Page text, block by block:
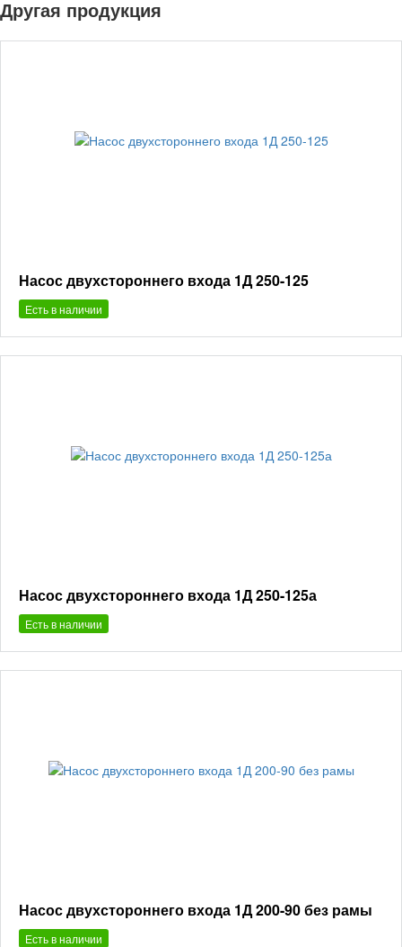
Другая продукция
Насос двухстороннего входа 1Д 250-125
Есть в наличии
Насос двухстороннего входа 1Д 250-125а
Есть в наличии
Насос двухстороннего входа 1Д 200-90 без рамы
Есть в наличии